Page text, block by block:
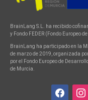
BrainLang S.L. ha recibido
y Fondo FEDER (Fondo Europeo
BrainLang ha participado en la
de marzo de 2019, organizada
por el Fondo Europeo de
de Murcia.
facebook